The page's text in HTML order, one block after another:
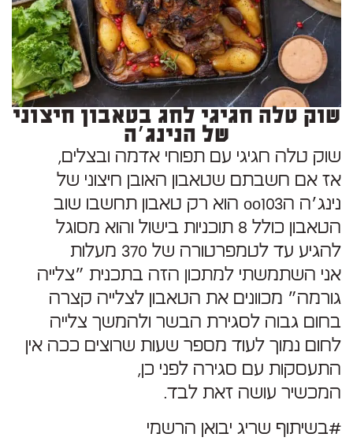
שוק טלה חגיגי לחג בטאבון חיצוני
של הנינג׳ה
שוק טלה חגיגי עם תפוחי אדמה ובצלים,
אז אם חשבתם שטאבון האובן חיצוני של
נינג׳ה הoo103 הוא רק טאבון תחשבו שוב
הטאבון כולל 8 תוכניות בישול והוא מסוגל
להגיע עד לטמפרטורה של 370 מעלות
אני השתמשתי למתכון הזה בתכנית ״צלייה
גורמה״ מכוונים את הטאבון לצלייה קצרה
בחום גבוה לסגירת הבשר ולהמשך צלייה
לחום נמוך לעוד מספר שעות שרוצים ככה אין
התעסקות עם סגירה לפני כן,
המכשיר עושה זאת לבד.
#בשיתוף שריג יבואן הרשמי